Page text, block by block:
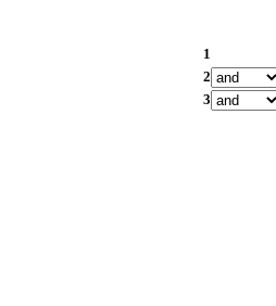
1
2
3